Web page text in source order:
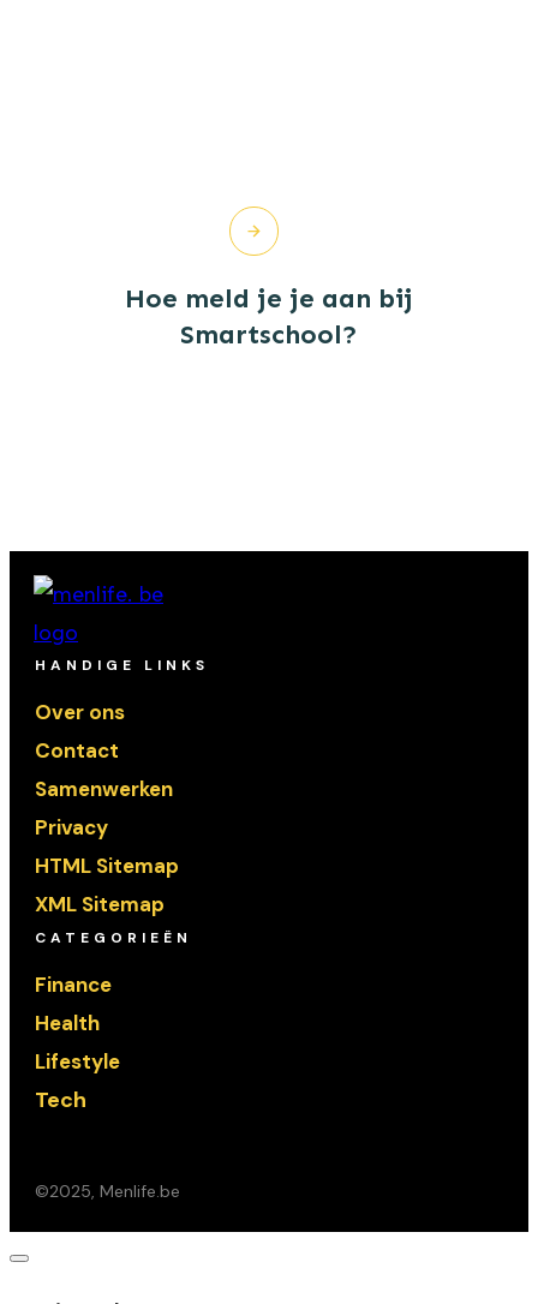
Hoe meld je je aan bij
Smartschool?
HANDIGE LINKS
Over ons
Contact
Samenwerken
Privacy
HTML Sitemap
XML Sitemap
CATEGORIEËN
Finance
Health
Lifestyle
Tech
©2025, Menlife.be
Dialoogvenster